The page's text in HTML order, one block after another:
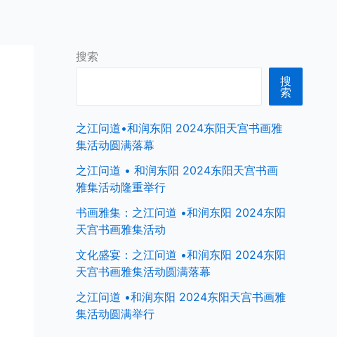
搜索
搜
索
之江问道•和润东阳 2024东阳天宫书画雅
集活动圆满落幕
之江问道 • 和润东阳 2024东阳天宫书画
雅集活动隆重举行
书画雅集：之江问道 •和润东阳 2024东阳
天宫书画雅集活动
文化盛宴：之江问道 •和润东阳 2024东阳
天宫书画雅集活动圆满落幕
之江问道 •和润东阳 2024东阳天宫书画雅
集活动圆满举行